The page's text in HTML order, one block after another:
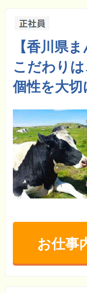
【香川県
こだわり
個性を大
お仕事